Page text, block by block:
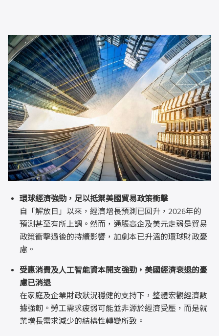
環球經濟強勁，足以抵禦美國貿易政策衝擊
自「解放日」以來，經濟增長預測已回升，2026年的
預測甚至有所上調。然而，通脹高企及美元走弱是貿易
政策衝擊過後的持續影響，加劇本已升溫的環球財政憂
慮。
受惠消費及人工智能資本開支強勁，美國經濟衰退的憂
慮已消退
在家庭及企業財政狀況穩健的支持下，整體宏觀經濟數
據強韌。勞工需求疲弱可能並非源於經濟受壓，而是就
業增長需求減少的結構性轉變所致。